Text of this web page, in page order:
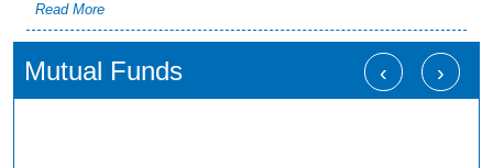
Read More
Mutual Funds ‹ ›